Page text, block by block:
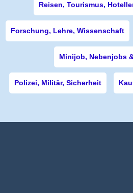
Reisen, Tourismus,
Forschung, Lehre, Wissenschaft
Minijob, Nebenjobs
Polizei, Militär, Sicherheit